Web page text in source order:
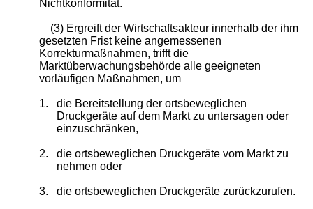
Nichtkonformität.
(3) Ergreift der Wirtschaftsakteur innerhalb der ihm
gesetzten Frist keine angemessenen
Korrekturmaßnahmen, trifft die
Marktüberwachungsbehörde alle geeigneten
vorläufigen Maßnahmen, um
1.
die Bereitstellung der ortsbeweglichen
Druckgeräte auf dem Markt zu untersagen oder
einzuschränken,
2.
die ortsbeweglichen Druckgeräte vom Markt zu
nehmen oder
3. die ortsbeweglichen Druckgeräte zurückzurufen.